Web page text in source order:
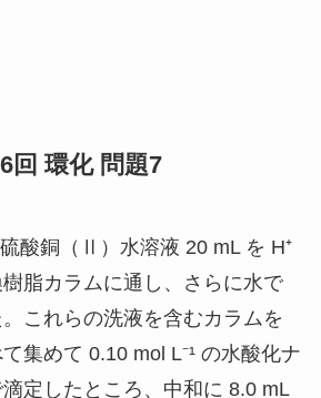
回 環化 問題7
酸銅（Ⅱ）水溶液 20 mL を H⁺
脂カラムに通し、さらに水で
これらの洗液を含むカラムを
集めて 0.10 mol L⁻¹ の水酸化ナ
滴定したところ、中和に 8.0 mL